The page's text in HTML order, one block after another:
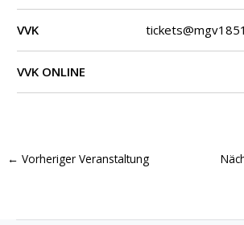
VVK
VVK ONLINE
← Vorheriger Veranstaltung